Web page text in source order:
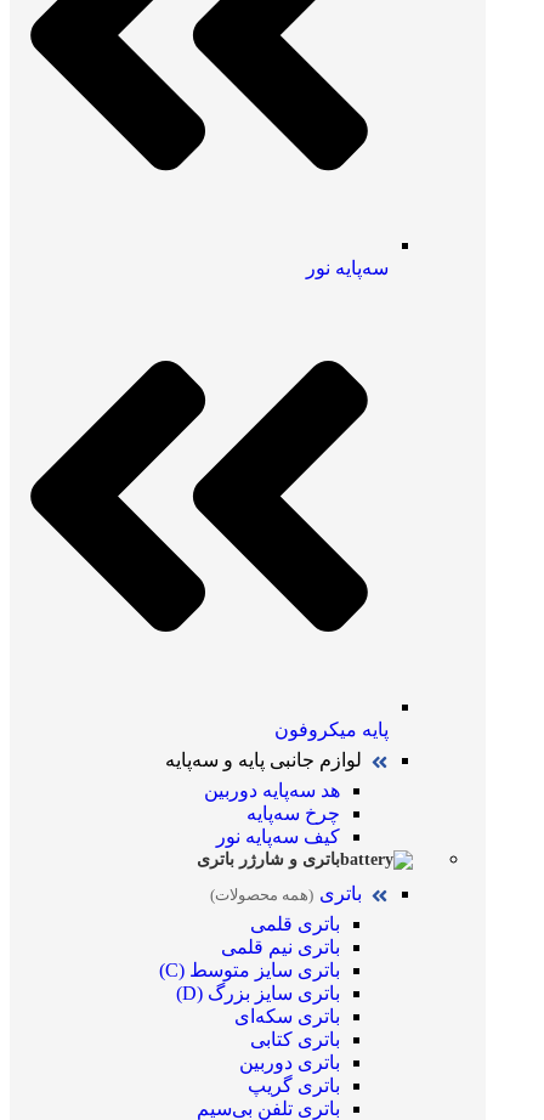
سه‌پایه نور
پایه میکروفون
لوازم جانبی پایه و سه‌پایه
هد سه‌پایه دوربین
چرخ سه‌پایه
کیف سه‌پایه نور
باتری و شارژر باتری
باتری (همه محصولات)
باتری قلمی
باتری نیم قلمی
باتری سایز متوسط (C)
باتری سایز بزرگ (D)
باتری سکه‌ای
باتری کتابی
باتری دوربین
باتری گریپ
باتری تلفن بی‌سیم